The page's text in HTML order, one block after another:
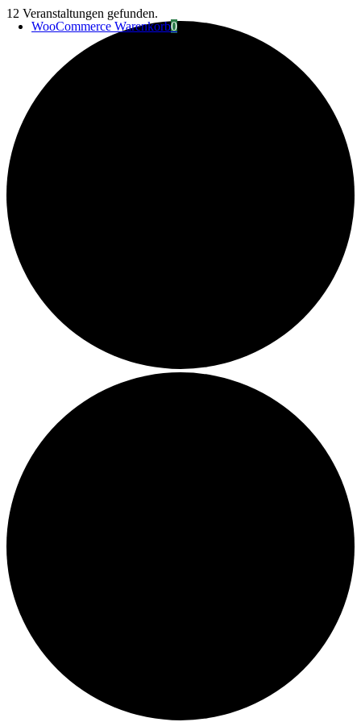
Zum
InhaltWooCommerce Warenkorb0
12 Veranstaltungen gefunden.